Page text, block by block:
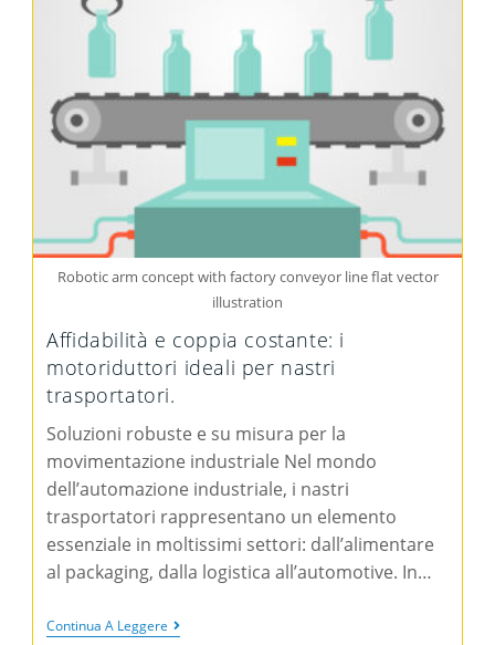
Robotic arm concept with factory conveyor line flat vector
illustration
Affidabilità e coppia costante: i
motoriduttori ideali per nastri
trasportatori.
Soluzioni robuste e su misura per la
movimentazione industriale Nel mondo
dell’automazione industriale, i nastri
trasportatori rappresentano un elemento
essenziale in moltissimi settori: dall’alimentare
al packaging, dalla logistica all’automotive. In…
Continua A Leggere